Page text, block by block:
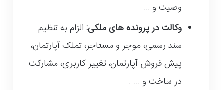
وصیت و ….
وکالت در پرونده های ملکی: الزام به تنظیم
سند رسمی، موجر و مستاجر، تملک آپارتمان،
پیش فروش آپارتمان، تغییر کاربری، مشارکت
در ساخت و …..